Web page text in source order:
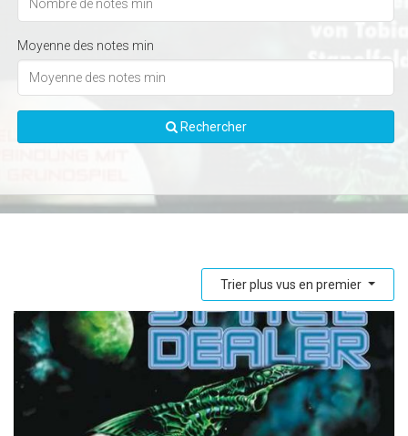
Moyenne des notes min
Rechercher
Trier plus vus en premier